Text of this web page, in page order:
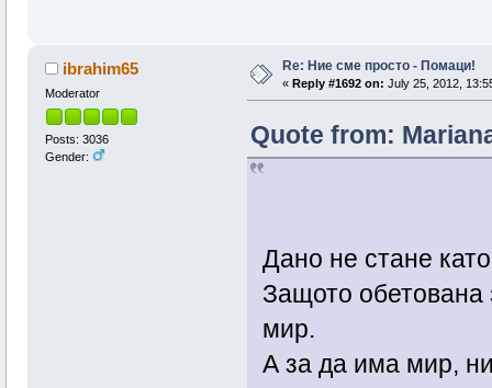
ibrahim65
Moderator
Posts: 3036
Gender:
Re: Ние сме просто - Помаци!
« Reply #1692 on: July 25, 2012,
Quote from:
Дано не стане
Защото
мир.
А за да има мир,